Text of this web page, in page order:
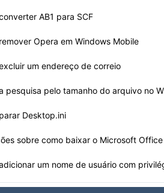
AB1 para SCF
Opera em Windows Mobile
um endereço de correio
Desktop.ini